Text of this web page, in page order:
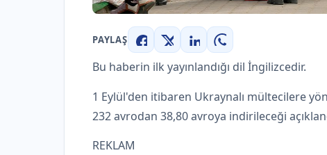
PAYLAŞ
Facebook
X LinkedInWhatsApp
Bu haberin ilk yayınlandığı dil İngilizcedir.
1 Eylül'den itibaren Ukraynalı mültecilere
232 avrodan 38,80 avroya indirileceği
REKLAM